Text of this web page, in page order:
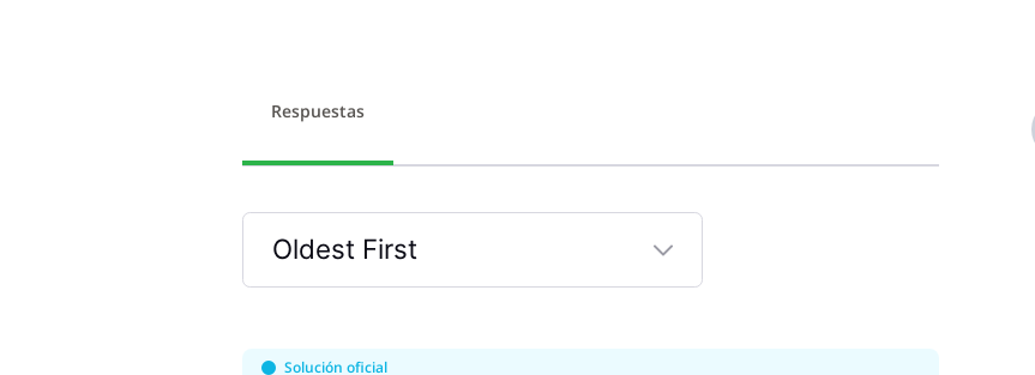
Respuestas
Oldest First
Selected
First
Solución oficial